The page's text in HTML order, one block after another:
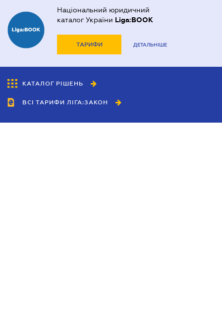
Національний юридичний
каталог України Liga:BOOK
ТАРИФИ ДЕТАЛЬНІШЕ
КАТАЛОГ РІШЕНЬ
ВСІ ТАРИФИ ЛІГА:ЗАКОН